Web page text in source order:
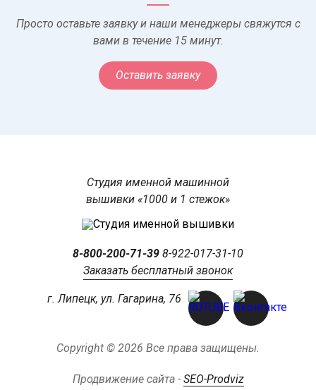
Просто оставьте заявку и наши менеджеры свяжутся с
вами в течение 15 минут.
Оставить заявку
Студия именной машинной
вышивки «1000 и 1 стежок»
8-800-200-71-39 8-922-017-31-10
Заказать бесплатный звонок
г. Липецк, ул. Гагарина, 76
Copyright © 2026 Все права защищены.
Продвижение сайта - SEO-Prodviz